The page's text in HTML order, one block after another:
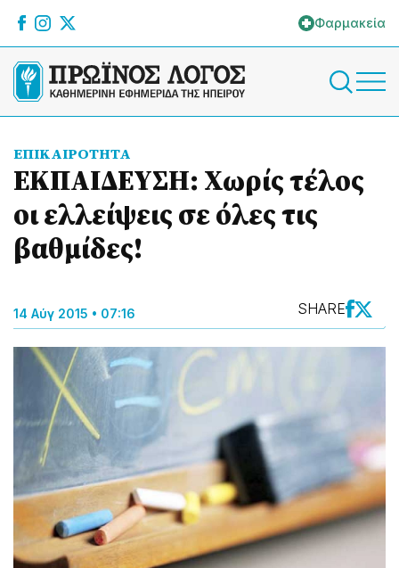
Φαρμακεία
ΕΠΙΚΑΙΡΟΤΗΤΑ
ΕΚΠΑΙΔΕΥΣΗ: Χωρίς τέλος
οι ελλείψεις σε όλες τις
βαθμίδες!
14 Αύγ 2015 • 07:16 SHARE